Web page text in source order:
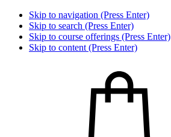
Skip to navigation (Press Enter)
Skip to search (Press Enter)
Skip to course offerings (Press Enter)
Skip to content (Press Enter)